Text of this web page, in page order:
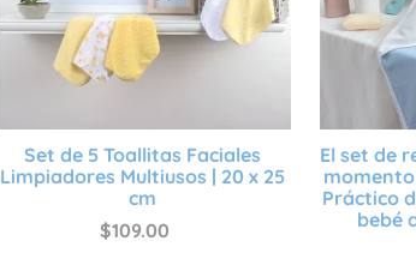
Set de 5 Toallitas Faciales
Limpiadores Multiusos | 20 x 25
cm
$109.00
El set de
momento
Práctico
bebé